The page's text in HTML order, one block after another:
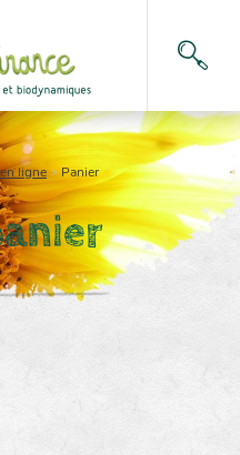
ligne>Panier